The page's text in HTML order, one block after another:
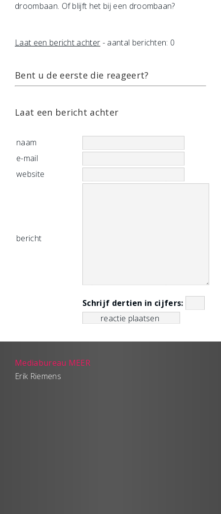
droombaan. Of blijft het bij een droombaan?
Laat een bericht achter - aantal berichten: 0
Bent u de eerste die reageert?
Laat een bericht achter
naam
e-mail
website
bericht
Schrijf dertien in cijfers:
Mediabureau MEER
Erik Riemens